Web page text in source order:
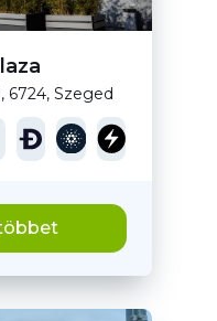
6724, Szeged